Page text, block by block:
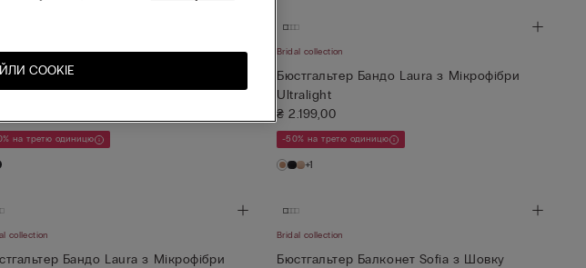
collection
без бретелей з Прозорою
на третю одиницю
Bridal collection
Бюстгальтер Бандо Laura з Мікрофібри
Ultralight
₴ 2.199,00
-50% на третю одиницю
+1
collection
Бандо Laura з Мікрофібри
Bridal collection
Бюстгальтер Балконет Sofia з Шовку
СOOKIE